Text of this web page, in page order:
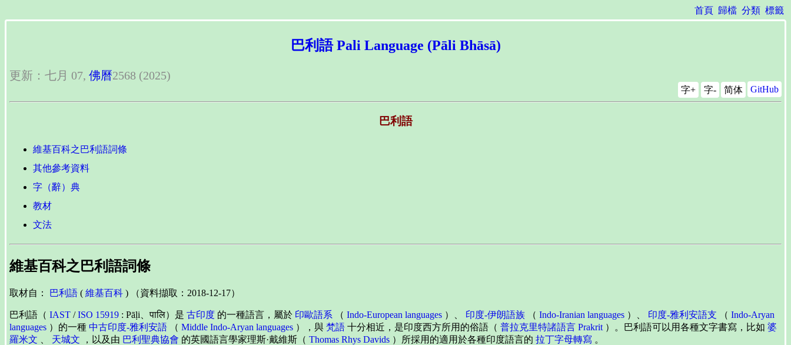
首頁 歸檔 分類 標籤
巴利語 Pali Language (Pāli Bhāsā)
更新：七月 07, 佛曆2568 (2025)
GitHub
简体
字+ 字-
巴利語
維基百科之巴利語詞條
其他參考資料
字（辭）典
教材
文法
維基百科之巴利語詞條
取材自： 巴利語 ( 維基百科 ) （資料擷取：2018-12-17）
巴利語（ IAST /ISO 15919 : Pāḷi、पालि）是 古印度 的一種語言，屬於 印歐語系 （ Indo-European languages ）、 印度-伊朗語族 （ Indo-Iranian languages ）、 印度-雅利安語支 （ Indo-Aryan
languages ）的一種 中古印度-雅利安語 （ Middle Indo-Aryan languages ），與 梵語 十分相近，是印度西方所用的俗語（ 普拉克里特諸語言 Prakrit ）。巴利語可以用各種文字書寫，比如 婆
羅米文
天城文 ，以及由 巴利聖典協會 的英國語言學家理斯·戴維斯（ Thomas Rhys Davids ）所採用的適用於各種印度語言的 拉丁字母轉寫 。